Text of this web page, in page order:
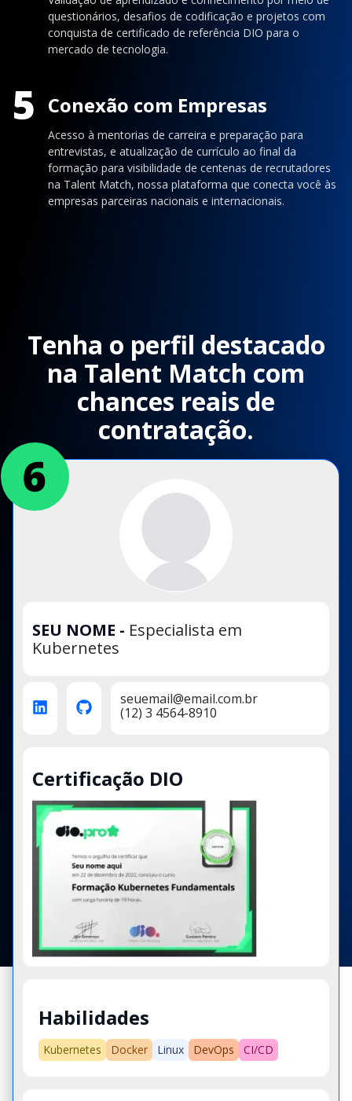
questionários, desafios de codificação e projetos com
conquista de certificado de referência DIO para o
mercado de tecnologia.
5 Conexão com Empresas
Acesso à mentorias de carreira e preparação para
entrevistas, e atualização de currículo ao final da
formação para visibilidade de centenas de recrutadores
na Talent Match, nossa plataforma que conecta você às
empresas parceiras nacionais e internacionais.
Tenha o perfil destacado
na Talent Match com
chances reais de
contratação.
SEU NOME - Especialista em
Kubernetes
seuemail@email.com.br
(12) 3 4564-8910
Certificação DIO
Habilidades
Kubernetes Docker Linux DevOps CI/CD